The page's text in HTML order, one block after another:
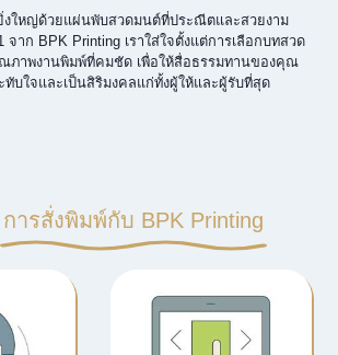
ใหญ่ด้วยแผ่นพับสวดมนต์ที่ประณีตและสวยงาม
จาก BPK Printing เราใส่ใจตั้งแต่การเลือกบทสวด
ภาพงานพิมพ์ที่คมชัด เพื่อให้สื่อธรรมทานของคุณ
ทับใจและเป็นสิริมงคลแก่ทั้งผู้ให้และผู้รับที่สุด
การสั่งพิมพ์กับ BPK Printing